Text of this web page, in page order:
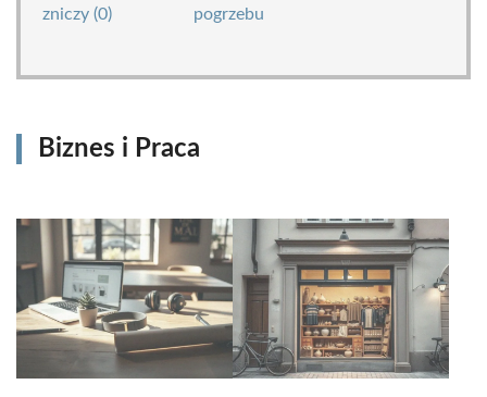
zniczy (0)
pogrzebu
Biznes i Praca